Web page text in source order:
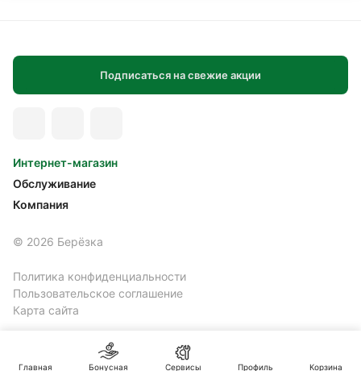
Подписаться на свежие акции
Интернет-магазин
Обслуживание
Компания
© 2026 Берёзка
Политика конфиденциальности
Пользовательское соглашение
Карта сайта
Главная Бонусная Сервисы Профиль Корзина